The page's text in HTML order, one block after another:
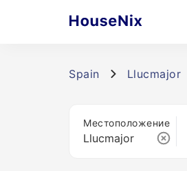
Spain Llucmajor
Местоположение